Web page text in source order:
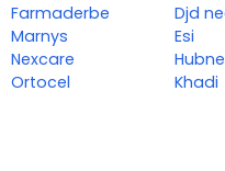
Farmaderbe
Marnys
Nexcare
Ortocel
Djd
Esi
Khadi